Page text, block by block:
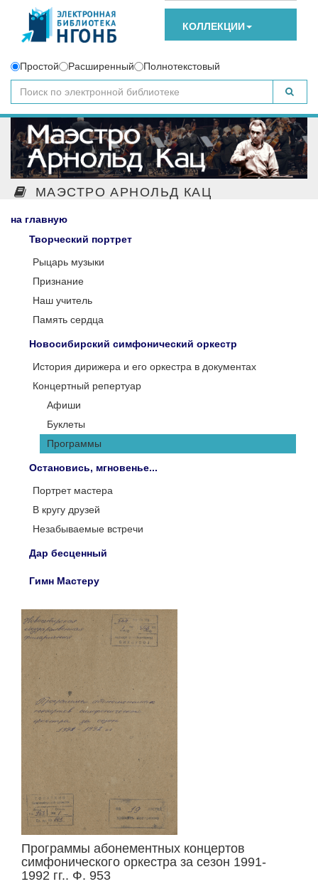
КОЛЛЕКЦИИ
Простой Расширенный Полнотекстовый
МАЭСТРО АРНОЛЬД КАЦ
на главную
Творческий портрет
Рыцарь музыки
Признание
Наш учитель
Память сердца
Новосибирский симфонический оркестр
История дирижера и его оркестра в документах
Концертный репертуар
Афиши
Буклеты
Программы
Остановись, мгновенье...
Портрет мастера
В кругу друзей
Незабываемые встречи
Дар бесценный
Гимн Мастеру
Программы абонементных концертов
симфонического оркестра за сезон 1991-
1992 гг.. Ф. 953